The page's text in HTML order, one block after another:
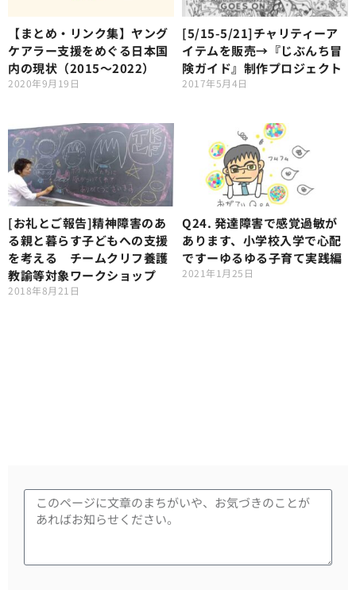
【まとめ・リンク集】ヤング
ケアラー支援をめぐる日本国
内の現状（2015～2022）
2020年9月19日
[5/15-5/21]チャリティーア
イテムを販売→『じぶんち冒
険ガイド』制作プロジェクト
2017年5月4日
[お礼とご報告]精神障害のあ
る親と暮らす子どもへの支援
を考える チームクリフ養護
教諭等対象ワークショップ
2018年8月21日
Q24. 発達障害で感覚過敏が
あります、小学校入学で心配
ですーゆるゆる子育て実践編
2021年1月25日